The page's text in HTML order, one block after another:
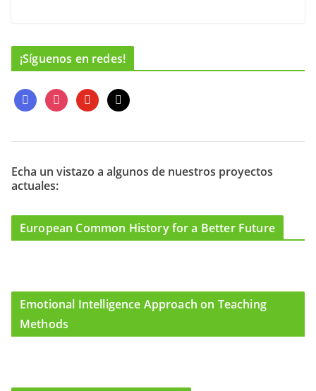
¡Síguenos en redes!
f
a
e
o
o
i
n
t
g
r
m
y
o
t
b
m
a
l
Echa un vistazo a algunos de nuestros proyectos
actuales:
European Common History for a Better Future
Emotional Intelligence Approach on Teaching
Methods